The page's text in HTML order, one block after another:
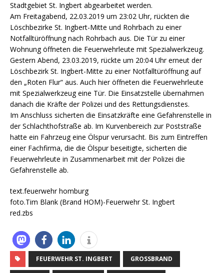
Stadtgebiet St. Ingbert abgearbeitet werden.
Am Freitagabend, 22.03.2019 um 23:02 Uhr, rückten die
Löschbezirke St. Ingbert-Mitte und Rohrbach zu einer
Notfalltüröffnung nach Rohrbach aus. Die Tür zu einer
Wohnung öffneten die Feuerwehrleute mit Spezialwerkzeug.
Gestern Abend, 23.03.2019, rückte um 20:04 Uhr erneut der
Löschbezirk St. Ingbert-Mitte zu einer Notfalltüröffnung auf
den „Roten Flur“ aus. Auch hier öffneten die Feuerwehrleute
mit Spezialwerkzeug eine Tür. Die Einsatzstelle übernahmen
danach die Kräfte der Polizei und des Rettungsdienstes.
Im Anschluss sicherten die Einsatzkräfte eine Gefahrenstelle in
der Schlachthofstraße ab. Im Kurvenbereich zur Poststraße
hatte ein Fahrzeug eine Ölspur verursacht. Bis zum Eintreffen
einer Fachfirma, die die Ölspur beseitigte, sicherten die
Feuerwehrleute in Zusammenarbeit mit der Polizei die
Gefahrenstelle ab.
text.feuerwehr homburg
foto.Tim Blank (Brand HOM)-Feuerwehr St. Ingbert
red.zbs
FEUERWEHR ST. INGBERT GROSSBRAND